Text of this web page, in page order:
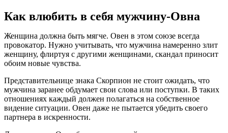
Как влюбить в себя мужчину-Овна
Женщина должна быть мягче. Овен в этом союзе всегда
провокатор. Нужно учитывать, что мужчина намеренно злит
женщину, флиртуя с другими женщинами, скандал приносит
обоим новые чувства.
Представительнице знака Скорпион не стоит ожидать, что
мужчина заранее обдумает свои слова или поступки. В таких
отношениях каждый должен полагаться на собственное
видение ситуации. Овен даже не пытается убедить своего
партнера в искренности.